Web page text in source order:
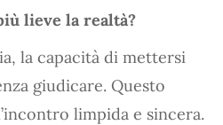
lieve la realtà?
la capacità di mettersi
giudicare. Questo
limpida e sincera.